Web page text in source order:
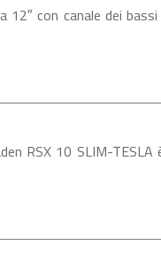
12″ con canale dei
RSX 10 SLIM-